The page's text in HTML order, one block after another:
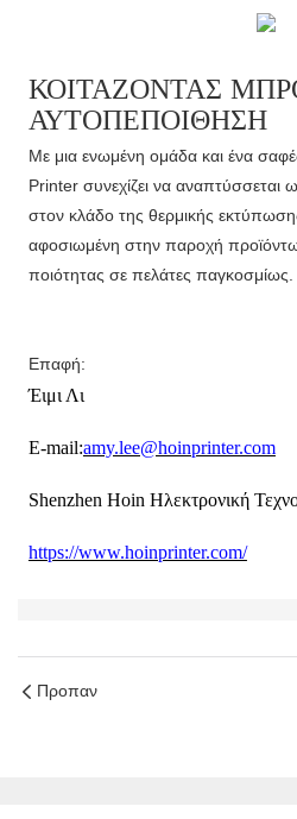
ΚΟΙΤΆΖΟΝΤΑΣ
ΑΥΤΟΠΕΠΟΊΘΗΣΗ
Με μια ενωμένη ομάδα και ένα
Printer συνεχίζει να αναπτύσσεται
στον κλάδο της θερμικής
αφοσιωμένη στην παροχή
ποιότητας σε πελάτες παγκοσμίως.
Επαφή:
Έιμι Λι
E-mail:amy.lee@hoinprinter.com
Shenzhen Hoin Ηλεκτρονική
https://www.hoinprinter.com/
Προπαν